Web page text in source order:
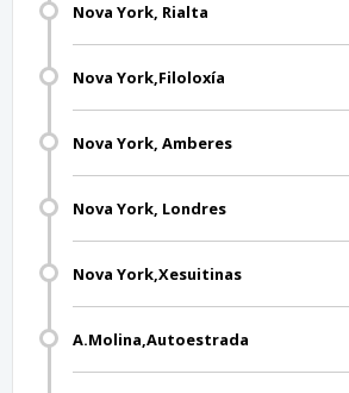
Nova York, Rialta
Nova York,Filoloxía
Nova York, Amberes
Nova York, Londres
Nova York,Xesuitinas
A.Molina,Autoestrada